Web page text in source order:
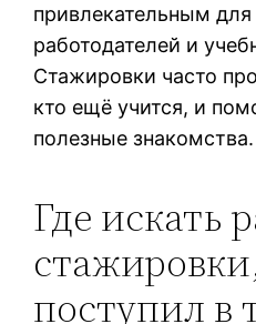
привлекательным
работодателей и
Стажировки часто
кто ещё учится, и
полезные знакомства.
Где искать
поступил в